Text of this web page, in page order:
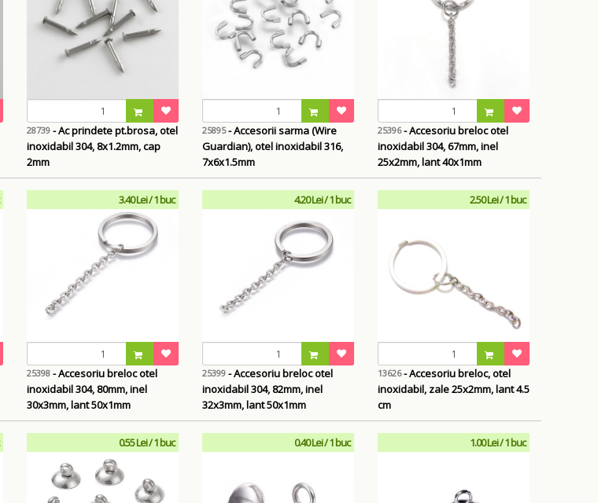
28739- Ac prindete pt.brosa, otel
inoxidabil 304, 8x1.2mm, cap
2mm
25895- Accesorii sarma (Wire
Guardian), otel inoxidabil 316,
7x6x1.5mm
25396- Accesoriu breloc otel
inoxidabil 304, 67mm, inel
25x2mm, lant 40x1mm
3.40 Lei / 1 buc
25398- Accesoriu breloc otel
inoxidabil 304, 80mm, inel
30x3mm, lant 50x1mm
4.20 Lei / 1 buc
25399- Accesoriu breloc otel
inoxidabil 304, 82mm, inel
32x3mm, lant 50x1mm
2.50 Lei / 1 buc
13626- Accesoriu breloc, otel
inoxidabil, zale 25x2mm, lant 4.5
cm
0.55 Lei / 1 buc 0.40 Lei / 1 buc 1.00 Lei / 1 buc